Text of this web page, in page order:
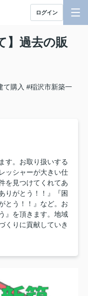
ログイン
】過去の販
て購入 #稲沢市新築一
す。お取り扱いする
ッシャーが大きい仕
を見つけてくれてあ
りがとう！！』『困
とう！！』など。お
』を頂きます。地域
くりに貢献していき